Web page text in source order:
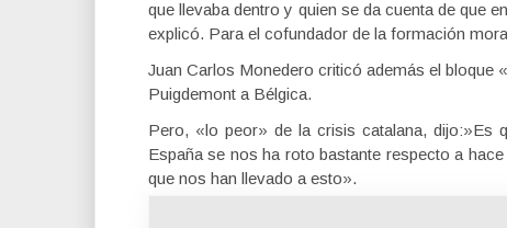
que llevaba dentro y quien se da cuenta de que
explicó. Para el cofundador de la formación
Juan Carlos Monedero criticó además el
Puigdemont a Bélgica.
Pero, «lo peor» de la crisis catalana, dijo:»Es
España se nos ha roto bastante respecto a
que nos han llevado a esto».